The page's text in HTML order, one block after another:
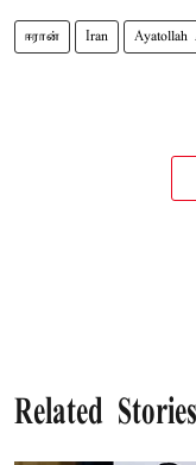
ஈரான் Iran Ayatollah
Related Stories